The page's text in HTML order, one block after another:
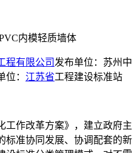
内模轻质墙体
程有限公司发布单位：苏州中
： 江苏省工程建设标准站
工作改革方案》，建立政府主
标准协同发展、协调配套的新